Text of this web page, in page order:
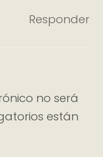
Responder
no será
están